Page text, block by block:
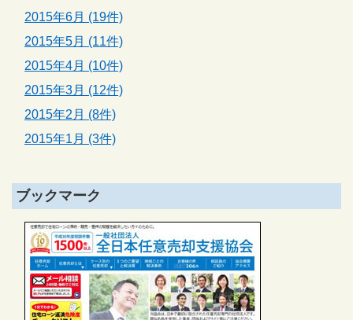
2015年6月 (19件)
2015年5月 (11件)
2015年4月 (10件)
2015年3月 (12件)
2015年2月 (8件)
2015年1月 (3件)
ブックマーク